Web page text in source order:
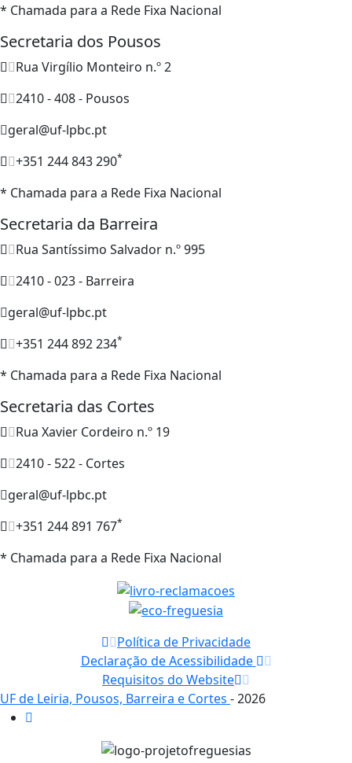
* Chamada para a Rede Fixa Nacional
Secretaria dos Pousos
Rua Virgílio Monteiro n.º 2
2410 - 408 - Pousos
geral@uf-lpbc.pt
+351 244 843 290*
* Chamada para a Rede Fixa Nacional
Secretaria da Barreira
Rua Santíssimo Salvador n.º 995
2410 - 023 - Barreira
geral@uf-lpbc.pt
+351 244 892 234*
* Chamada para a Rede Fixa Nacional
Secretaria das Cortes
Rua Xavier Cordeiro n.º 19
2410 - 522 - Cortes
geral@uf-lpbc.pt
+351 244 891 767*
* Chamada para a Rede Fixa Nacional
Política de Privacidade
Declaração de Acessibilidade
Requisitos do Website
UF de Leiria, Pousos, Barreira e Cortes - 2026